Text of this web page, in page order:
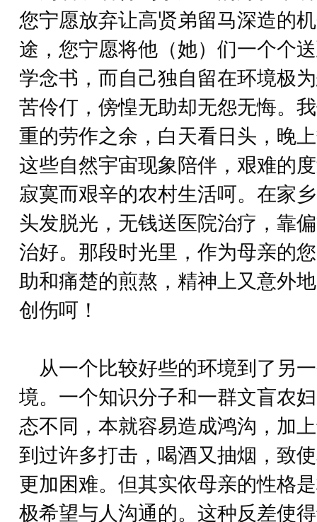
您宁愿放弃让高贤弟留马深造的
途，您宁愿将他（她）们一个个
学念书，而自己独自留在环境极
苦伶仃，傍惶无助却无怨无悔。
重的劳作之余，白天看日头，晚
这些自然宇宙现象陪伴，艰难的
寂寞而艰辛的农村生活呵。在家
头发脱光，无钱送医院治疗，靠
治好。那段时光里，作为母亲的
助和痛楚的煎熬，精神上又意外
创伤呵！
从一个比较好些的环境到了另
境。一个知识分子和一群文盲农
态不同，本就容易造成鸿沟，加
到过许多打击，喝酒又抽烟，致
更加困难。但其实依母亲的性格
极希望与人沟通的。这种反差使